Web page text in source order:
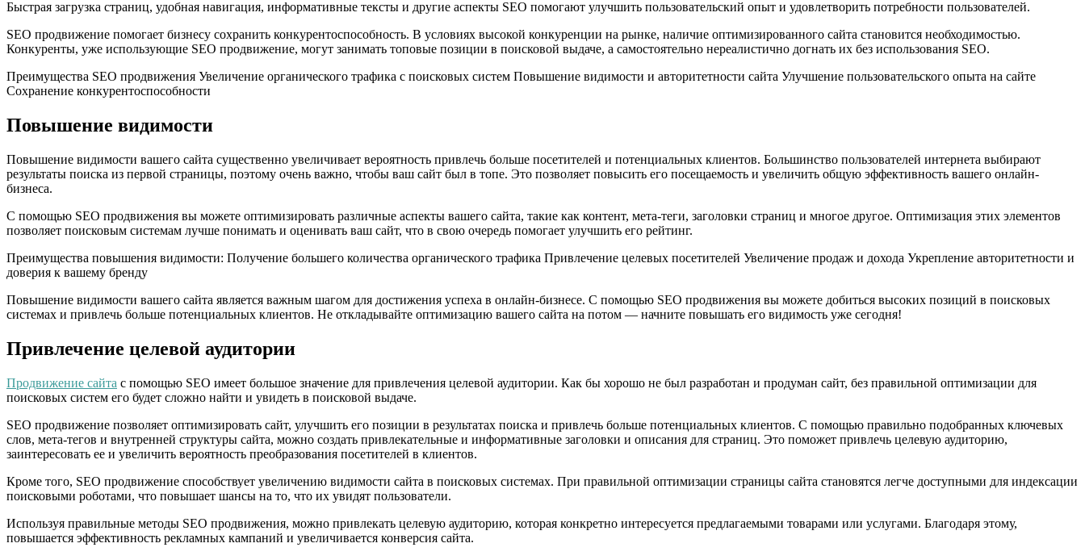
Быстрая загрузка страниц, удобная навигация, информативные тексты и другие аспекты SEO помогают улучшить пользовательский опыт и удовлетворить потребности пользователей.
SEO продвижение помогает бизнесу сохранить конкурентоспособность. В условиях высокой конкуренции на рынке, наличие оптимизированного сайта становится необходимостью.
Конкуренты, уже использующие SEO продвижение, могут занимать топовые позиции в поисковой выдаче, а самостоятельно нереалистично догнать их без использования SEO.
Преимущества SEO продвижения Увеличение органического трафика с поисковых систем Повышение видимости и авторитетности сайта Улучшение пользовательского опыта на сайте
Сохранение конкурентоспособности
Повышение видимости
Повышение видимости вашего сайта существенно увеличивает вероятность привлечь больше посетителей и потенциальных клиентов. Большинство пользователей интернета выбирают
результаты поиска из первой страницы, поэтому очень важно, чтобы ваш сайт был в топе. Это позволяет повысить его посещаемость и увеличить общую эффективность вашего онлайн-
бизнеса.
С помощью SEO продвижения вы можете оптимизировать различные аспекты вашего сайта, такие как контент, мета-теги, заголовки страниц и многое другое. Оптимизация этих элементов
позволяет поисковым системам лучше понимать и оценивать ваш сайт, что в свою очередь помогает улучшить его рейтинг.
Преимущества повышения видимости: Получение большего количества органического трафика Привлечение целевых посетителей Увеличение продаж и дохода Укрепление авторитетности и
доверия к вашему бренду
Повышение видимости вашего сайта является важным шагом для достижения успеха в онлайн-бизнесе. С помощью SEO продвижения вы можете добиться высоких позиций в поисковых
системах и привлечь больше потенциальных клиентов. Не откладывайте оптимизацию вашего сайта на потом — начните повышать его видимость уже сегодня!
Привлечение целевой аудитории
Продвижение сайта с помощью SEO имеет большое значение для привлечения целевой аудитории. Как бы хорошо не был разработан и продуман сайт, без правильной оптимизации для
поисковых систем его будет сложно найти и увидеть в поисковой выдаче.
SEO продвижение позволяет оптимизировать сайт, улучшить его позиции в результатах поиска и привлечь больше потенциальных клиентов. С помощью правильно подобранных ключевых
слов, мета-тегов и внутренней структуры сайта, можно создать привлекательные и информативные заголовки и описания для страниц. Это поможет привлечь целевую аудиторию,
заинтересовать ее и увеличить вероятность преобразования посетителей в клиентов.
Кроме того, SEO продвижение способствует увеличению видимости сайта в поисковых системах. При правильной оптимизации страницы сайта становятся легче доступными для индексации
поисковыми роботами, что повышает шансы на то, что их увидят пользователи.
Используя правильные методы SEO продвижения, можно привлекать целевую аудиторию, которая конкретно интересуется предлагаемыми товарами или услугами. Благодаря этому,
повышается эффективность рекламных кампаний и увеличивается конверсия сайта.